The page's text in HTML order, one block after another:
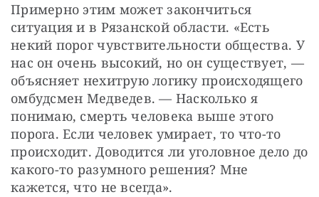
Примерно этим может закончиться
ситуация и в Рязанской области. «Есть
некий порог чувствительности общества. У
нас он очень высокий, но он существует, —
объясняет нехитрую логику происходящего
омбудсмен Медведев. — Насколько я
понимаю, смерть человека выше этого
порога. Если человек умирает, то что-то
происходит. Доводится ли уголовное дело до
какого-то разумного решения? Мне
кажется, что не всегда».